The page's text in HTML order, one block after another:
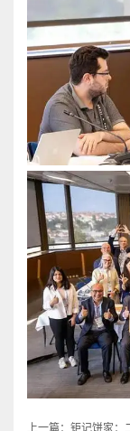
上一篇： 钜记饼家：